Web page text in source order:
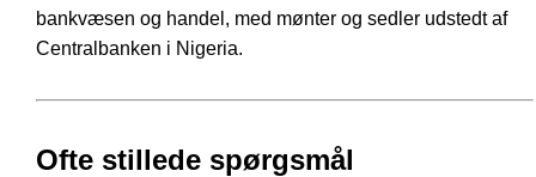
bankvæsen og handel, med mønter og sedler udstedt af
Centralbanken i Nigeria.
Ofte stillede spørgsmål